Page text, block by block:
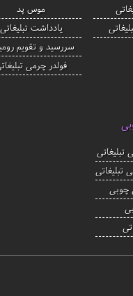
موس پد
یادداشت تبلیغاتی
سررسید و تقویم
فولدر چرمی
چوبی